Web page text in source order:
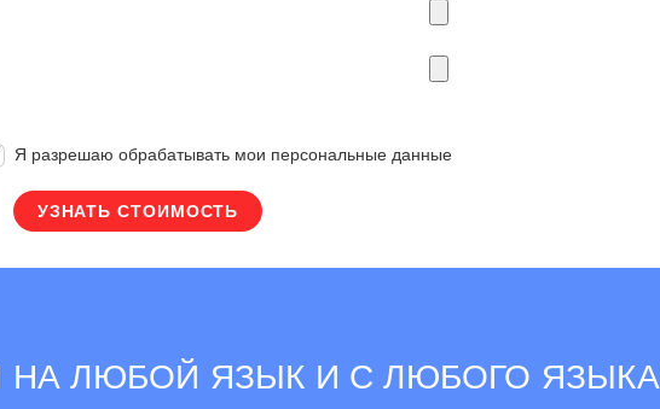
Я разрешаю обрабатывать мои персональные данные
НА ЛЮБОЙ ЯЗЫК И С ЛЮБОГО ЯЗЫКА